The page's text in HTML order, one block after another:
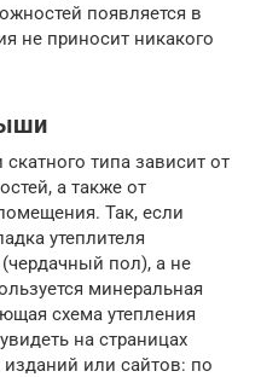
появляется в
не приносит никакого
типа зависит от
а также от
Так, если
утеплителя
пол), а не
минеральная
схема утепления
на страницах
или сайтов: по